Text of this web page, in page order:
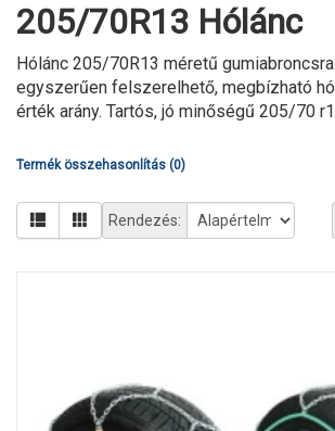
205/70R13 Hólánc
Hólánc 205/70R13 méretű
egyszerűen felszerelhető, megbízható
érték arány. Tartós, jó minőségű 205/70
Termék összehasonlítás (0)
Rendezés: